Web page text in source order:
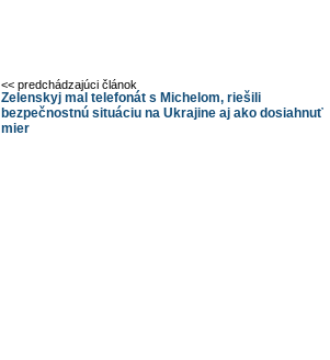
<< predchádzajúci článok
Zelenskyj mal telefonát s Michelom, riešili
bezpečnostnú situáciu na Ukrajine aj ako dosiahnuť
mier